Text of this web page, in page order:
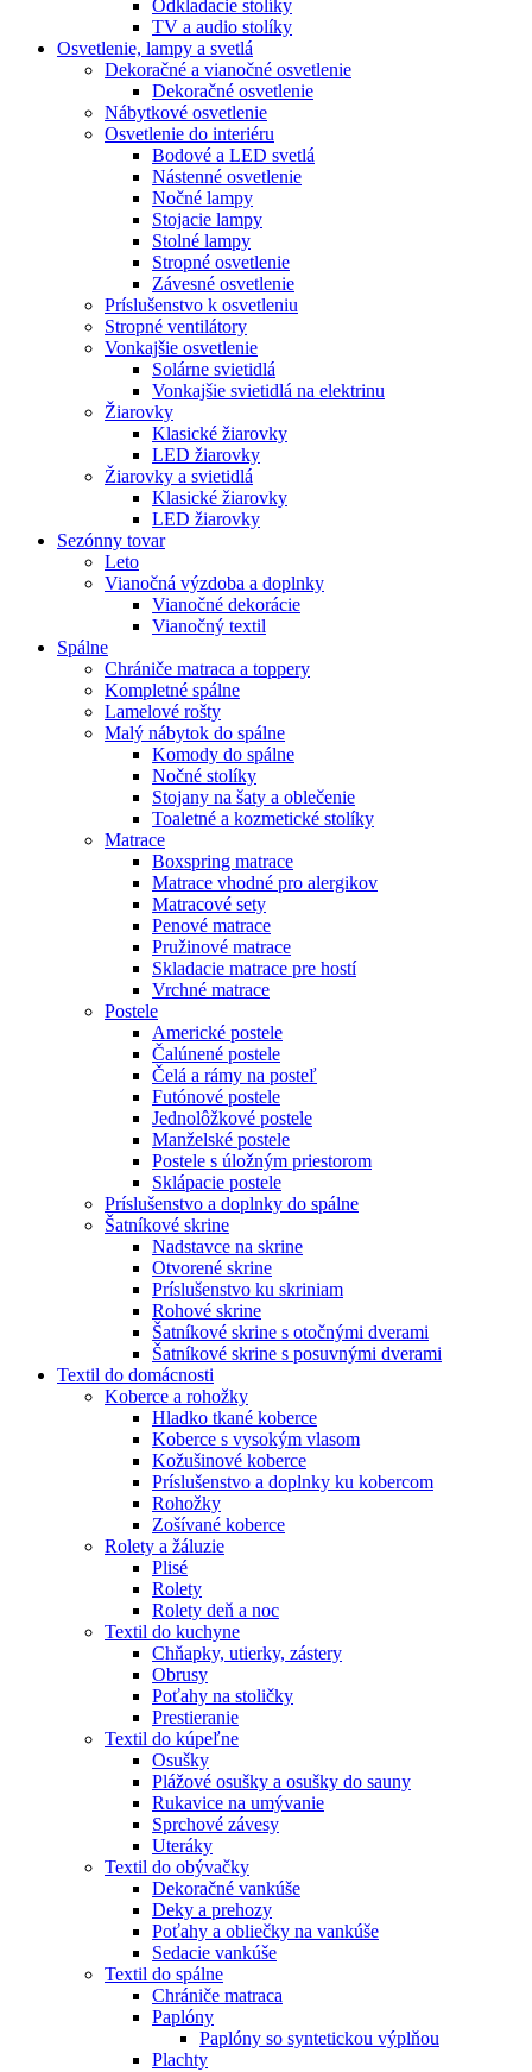
Odkladacie stolíky
TV a audio stolíky
Osvetlenie, lampy a svetlá
Dekoračné a vianočné osvetlenie
Dekoračné osvetlenie
Nábytkové osvetlenie
Osvetlenie do interiéru
Bodové a LED svetlá
Nástenné osvetlenie
Nočné lampy
Stojacie lampy
Stolné lampy
Stropné osvetlenie
Závesné osvetlenie
Príslušenstvo k osvetleniu
Stropné ventilátory
Vonkajšie osvetlenie
Solárne svietidlá
Vonkajšie svietidlá na elektrinu
Žiarovky
Klasické žiarovky
LED žiarovky
Žiarovky a svietidlá
Klasické žiarovky
LED žiarovky
Sezónny tovar
Leto
Vianočná výzdoba a doplnky
Vianočné dekorácie
Vianočný textil
Spálne
Chrániče matraca a toppery
Kompletné spálne
Lamelové rošty
Malý nábytok do spálne
Komody do spálne
Nočné stolíky
Stojany na šaty a oblečenie
Toaletné a kozmetické stolíky
Matrace
Boxspring matrace
Matrace vhodné pro alergikov
Matracové sety
Penové matrace
Pružinové matrace
Skladacie matrace pre hostí
Vrchné matrace
Postele
Americké postele
Čalúnené postele
Čelá a rámy na posteľ
Futónové postele
Jednolôžkové postele
Manželské postele
Postele s úložným priestorom
Sklápacie postele
Príslušenstvo a doplnky do spálne
Šatníkové skrine
Nadstavce na skrine
Otvorené skrine
Príslušenstvo ku skriniam
Rohové skrine
Šatníkové skrine s otočnými dverami
Šatníkové skrine s posuvnými dverami
Textil do domácnosti
Koberce a rohožky
Hladko tkané koberce
Koberce s vysokým vlasom
Kožušinové koberce
Príslušenstvo a doplnky ku kobercom
Rohožky
Zošívané koberce
Rolety a žáluzie
Plisé
Rolety
Rolety deň a noc
Textil do kuchyne
Chňapky, utierky, zástery
Obrusy
Poťahy na stoličky
Prestieranie
Textil do kúpeľne
Osušky
Plážové osušky a osušky do sauny
Rukavice na umývanie
Sprchové závesy
Uteráky
Textil do obývačky
Dekoračné vankúše
Deky a prehozy
Poťahy a obliečky na vankúše
Sedacie vankúše
Textil do spálne
Chrániče matraca
Paplóny
Paplóny so syntetickou výplňou
Plachty